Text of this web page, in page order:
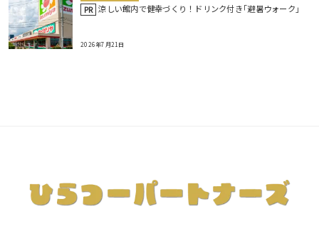
PR 涼しい館内で健幸づくり！ドリンク付き｢避暑ウォーク｣
2026年7月21日